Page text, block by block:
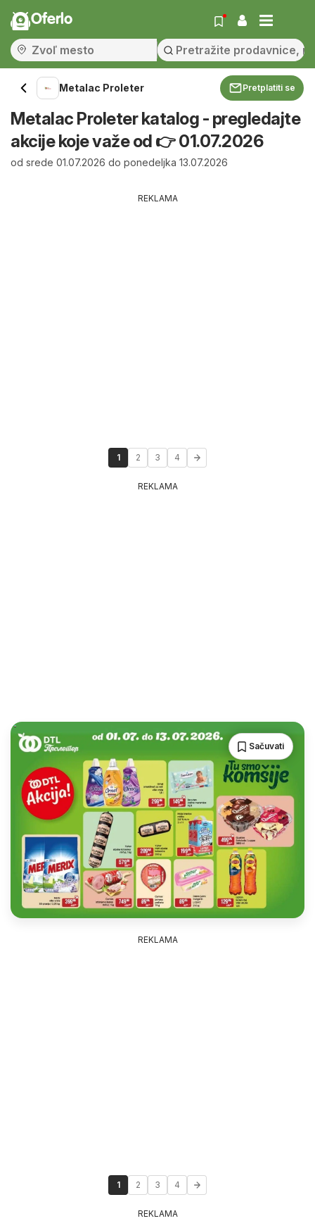
Oferlo
Metalac Proleter Pretplatiti se
Metalac Proleter katalog - pregledajte
akcije koje važe od 👉 01.07.2026
od srede 01.07.2026 do ponedeljka 13.07.2026
REKLAMA
1 2 3 4
REKLAMA
Sačuvati
REKLAMA
1 2 3 4
REKLAMA